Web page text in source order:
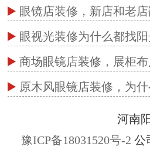
眼镜店装修，新店和老
眼视光装修为什么都找阳
商场眼镜店装修，展柜
原木风眼镜店装修，为
河南
豫ICP备18031520号-2 公